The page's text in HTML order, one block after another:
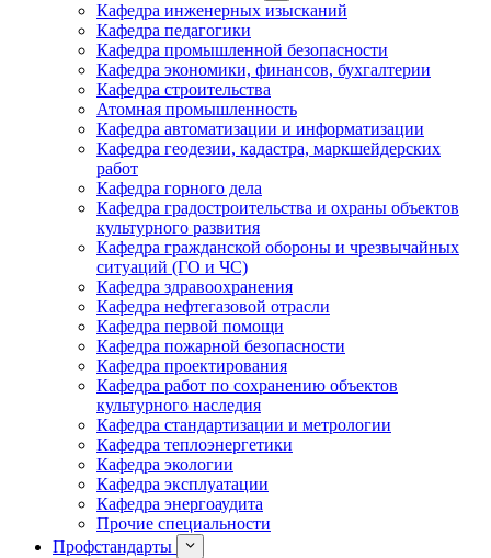
Кафедра инженерных изысканий
Кафедра педагогики
Кафедра промышленной безопасности
Кафедра экономики, финансов, бухгалтерии
Кафедра строительства
Атомная промышленность
Кафедра автоматизации и информатизации
Кафедра геодезии, кадастра, маркшейдерских
работ
Кафедра горного дела
Кафедра градостроительства и охраны объектов
культурного развития
Кафедра гражданской обороны и чрезвычайных
ситуаций (ГО и ЧС)
Кафедра здравоохранения
Кафедра нефтегазовой отрасли
Кафедра первой помощи
Кафедра пожарной безопасности
Кафедра проектирования
Кафедра работ по сохранению объектов
культурного наследия
Кафедра стандартизации и метрологии
Кафедра теплоэнергетики
Кафедра экологии
Кафедра эксплуатации
Кафедра энергоаудита
Прочие специальности
Профстандарты